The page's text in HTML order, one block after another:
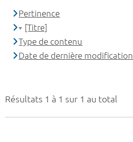
Résultats 1 à 1 sur 1 au total
Pertinence
[Titre]
Type de contenu
Date de dernière modification